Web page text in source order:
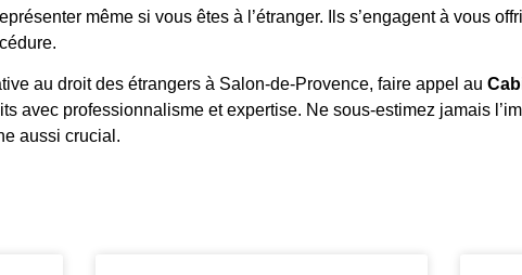
même si vous êtes à l’étranger. Ils s’engagent à vous
au droit des étrangers à Salon-de-Provence, faire appel au
avec professionnalisme et expertise. Ne sous-estimez jamais
aussi crucial.